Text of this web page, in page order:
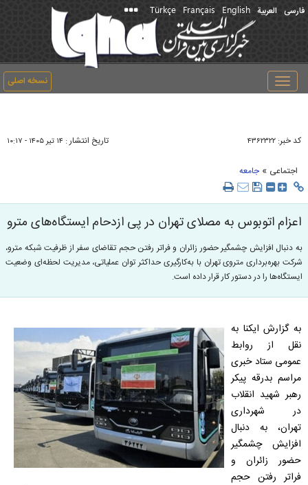
فارسی العربیة English
Français
Türkçe
نسخه اصلی
Toggle
navigation
کد خبر: ۴۳۶۲۳۲۲ تاریخ انتشار : ۱۴ تير ۱۴۰۵ - ۱۰:۱۷
اجتماعی » جامعه
اعزام اتوبوس به مصلای تهران در پی ازدحام ایستگاه‌های مترو
به دنبال افزایش چشمگیر حضور زائران و فراتر رفتن حجم تقاضای سفر از ظرفیت شبکه مترو،
شرکت بهره‌برداری متروی تهران با به‌کارگیری حداکثر توان عملیاتی، مدیریت لحظه‌ای وضعیت
ایستگاه‌ها را در دستور کار قرار داده است.
به گزارش ایکنا به
نقل از روابط
عمومی ستاد خبری
مراسم بدرقه پیکر
رهبر شهید انقلاب
در شهرداری
تهران، به دنبال
افزایش چشمگیر
حضور زائران و
فراتر رفتن حجم